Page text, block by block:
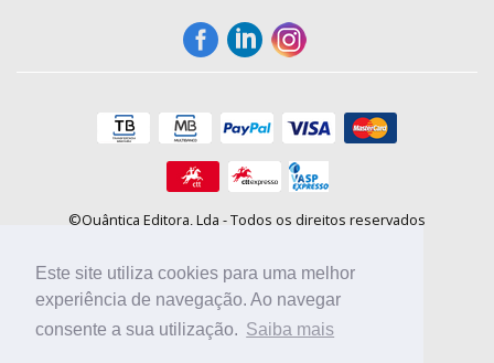
Este site utiliza cookies para uma melhor
experiência de navegação. Ao navegar
consente a sua utilização. Saiba mais
©Quântica Editora, Lda - Todos os direitos reservados
E-mail: info@booki.pt
Tel.: +351 220 104 872(custo de chamada para a rede fixa